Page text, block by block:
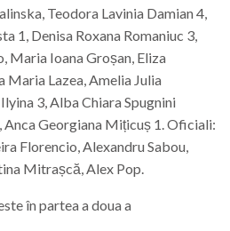
Teodora Lavinia Damian 4,
1, Denisa Roxana Romaniuc 3,
Maria Ioana Groșan, Eliza
Maria Lazea, Amelia Julia
3, Alba Chiara Spugnini
Anca Georgiana Mițicuș 1. Oficiali:
Florencio, Alexandru Sabou,
Mitrașcă, Alex Pop.
în partea a doua a